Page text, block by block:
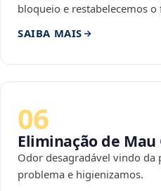
bloqueio e restabelecemos o
SAIBA MAIS
06
Eliminação de Mau
Odor desagradável vindo da
problema e higienizamos.